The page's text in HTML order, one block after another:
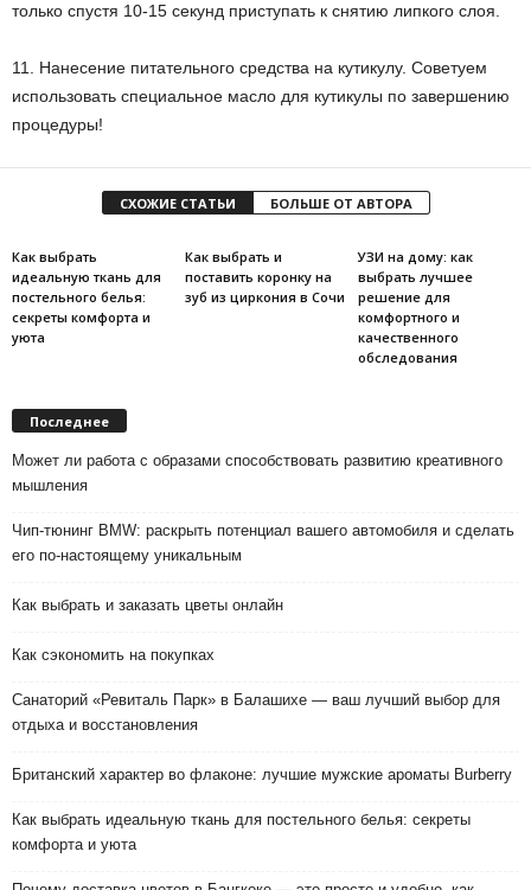
только спустя 10-15 секунд приступать к снятию липкого слоя.
11. Нанесение питательного средства на кутикулу. Советуем
использовать специальное масло для кутикулы по завершению
процедуры!
СХОЖИЕ СТАТЬИ БОЛЬШЕ ОТ АВТОРА
Как выбрать
идеальную ткань для
постельного белья:
секреты комфорта и
уюта
Как выбрать и
поставить коронку на
зуб из циркония в Сочи
УЗИ на дому: как
выбрать лучшее
решение для
комфортного и
качественного
обследования
Последнее
Может ли работа с образами способствовать развитию креативного
мышления
Чип-тюнинг BMW: раскрыть потенциал вашего автомобиля и сделать
его по-настоящему уникальным
Как выбрать и заказать цветы онлайн
Как сэкономить на покупках
Санаторий «Ревиталь Парк» в Балашихе — ваш лучший выбор для
отдыха и восстановления
Британский характер во флаконе: лучшие мужские ароматы Burberry
Как выбрать идеальную ткань для постельного белья: секреты
комфорта и уюта